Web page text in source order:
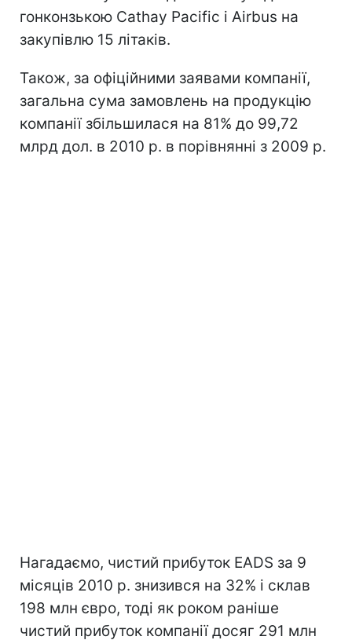
гонконзькою Cathay Pacific і Airbus на
закупівлю 15 літаків.
Також, за офіційними заявами компанії,
загальна сума замовлень на продукцію
компанії збільшилася на 81% до 99,72
млрд дол. в 2010 р. в порівнянні з 2009 р.
Нагадаємо, чистий прибуток EADS за 9
місяців 2010 р. знизився на 32% і склав
198 млн євро, тоді як роком раніше
чистий прибуток компанії досяг 291 млн